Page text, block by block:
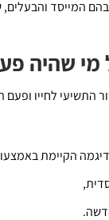
המייסד
שהיה
לחייו
הקיימת